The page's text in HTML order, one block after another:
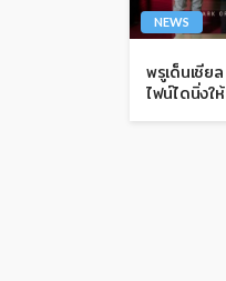
NEWS
พรูเด็นเชีย
ไฟน์ไดนิ่ง